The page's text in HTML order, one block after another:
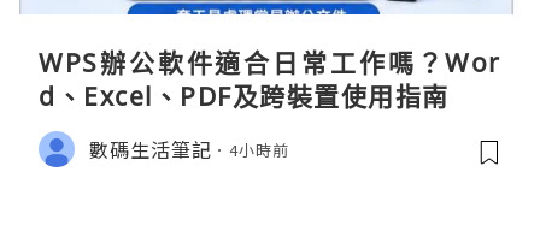
WPS辦公軟件適合日常工作嗎？Wor
d、Excel、PDF及跨裝置使用指南
數碼生活筆記 4小時前